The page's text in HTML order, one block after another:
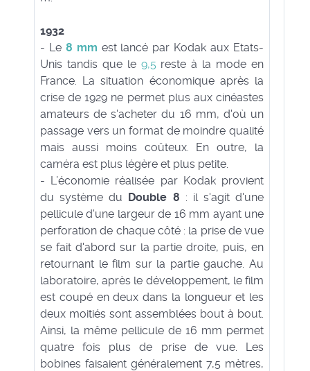
1932
- Le 8 mm est lancé par Kodak aux Etats-
Unis tandis que le 9,5 reste à la mode en
France. La situation économique après la
crise de 1929 ne permet plus aux cinéastes
amateurs de s'acheter du 16 mm, d'où un
passage vers un format de moindre qualité
mais aussi moins coûteux. En outre, la
caméra est plus légère et plus petite.
- L’économie réalisée par Kodak provient
du système du Double 8 : il s'agit d'une
pellicule d'une largeur de 16 mm ayant une
perforation de chaque côté : la prise de vue
se fait d'abord sur la partie droite, puis, en
retournant le film sur la partie gauche. Au
laboratoire, après le développement, le film
est coupé en deux dans la longueur et les
deux moitiés sont assemblées bout à bout.
Ainsi, la même pellicule de 16 mm permet
quatre fois plus de prise de vue. Les
bobines faisaient généralement 7,5 mètres,